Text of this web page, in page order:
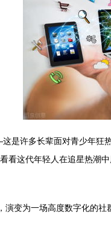
是许多长辈面对青少年狂
看这代年轻人在追星热潮
演变为一场高度数字化的